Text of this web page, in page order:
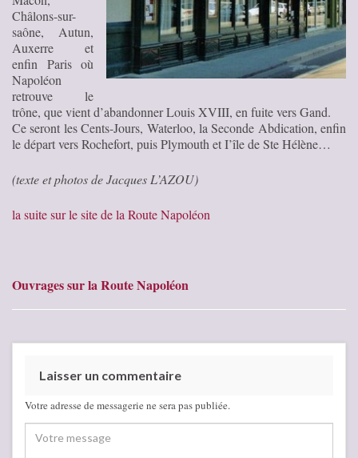
Châlons-sur-
saône, Autun,
Auxerre et
enfin Paris où
Napoléon
retrouve le
trône, que vient d’abandonner Louis XVIII, en fuite vers Gand.
Ce seront les Cents-Jours, Waterloo, la Seconde Abdication, enfin
le départ vers Rochefort, puis Plymouth et I’île de Ste Hélène…
(texte et photos de Jacques L’AZOU)
la suite sur le site de la Route Napoléon
Ouvrages sur la Route Napoléon
Laisser un commentaire
Votre adresse de messagerie ne sera pas publiée.